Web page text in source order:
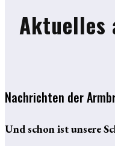
Aktuelles
Nachrichten der
Und schon ist unsere